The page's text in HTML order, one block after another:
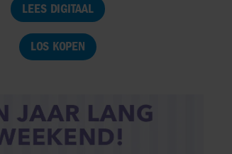
LEES DIGITAAL
LOS KOPEN